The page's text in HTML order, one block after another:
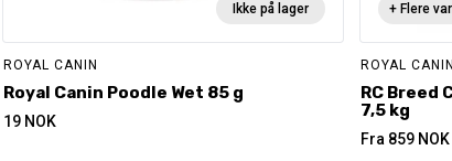
Ikke på lager
ROYAL CANIN
Royal Canin Poodle Wet 85 g
19 NOK
+ Flere
ROYAL CANIN
RC Breed
7,5 kg
Fra 859 NOK